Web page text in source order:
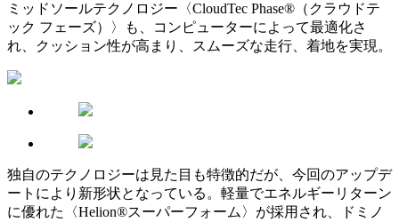
ミッドソールテクノロジー〈CloudTec Phase®（クラウドテ
ック フェーズ）〉も、コンピューターによって最適化さ
れ、クッション性が高まり、スムーズな走行、着地を実現。
独自のテクノロジーは見た目も特徴的だが、今回のアップデ
ートにより新形状となっている。軽量でエネルギーリターン
に優れた〈Helion®スーパーフォーム〉が採用され、ドミノ